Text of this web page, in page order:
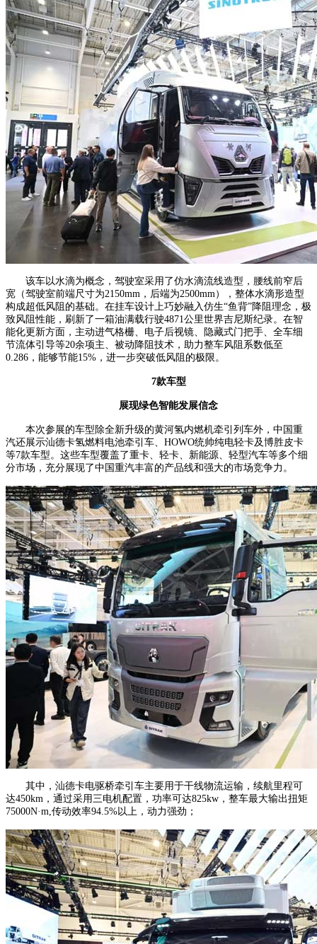
该车以水滴为概念，驾驶室采用了仿水滴流线造型，腰线前窄后
宽（驾驶室前端尺寸为2150mm，后端为2500mm），整体水滴形造型
构成超低风阻的基础。在挂车设计上巧妙融入仿生“鱼背”降阻理念，极
致风阻性能，刷新了一箱油满载行驶4871公里世界吉尼斯纪录。在智
能化更新方面，主动进气格栅、电子后视镜、隐藏式门把手、全车细
节流体引导等20余项主、被动降阻技术，助力整车风阻系数低至
0.286，能够节能15%，进一步突破低风阻的极限。
7款车型
展现绿色智能发展信念
本次参展的车型除全新升级的黄河氢内燃机牵引列车外，中国重
汽还展示汕德卡氢燃料电池牵引车、HOWO统帅纯电轻卡及博胜皮卡
等7款车型。这些车型覆盖了重卡、轻卡、新能源、轻型汽车等多个细
分市场，充分展现了中国重汽丰富的产品线和强大的市场竞争力。
其中，汕德卡电驱桥牵引车主要用于干线物流运输，续航里程可
达450km，通过采用三电机配置，功率可达825kw，整车最大输出扭矩
75000N·m,传动效率94.5%以上，动力强劲；